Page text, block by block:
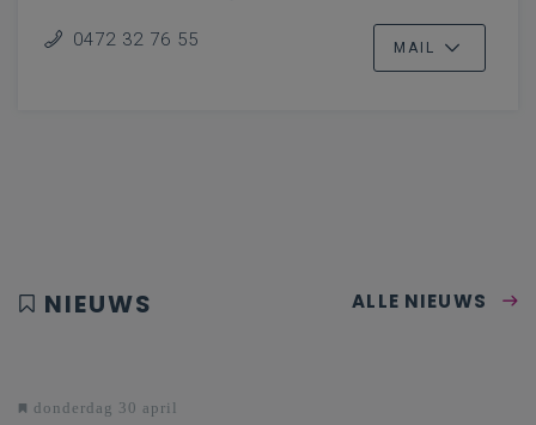
0472 32 76 55 MAIL
NIEUWS ALLE NIEUWS
donderdag 30 april